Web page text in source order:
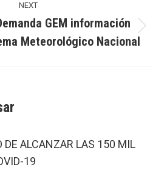
NEXT
post:
GEM información
Meteorológico Nacional
DE ALCANZAR LAS 150 MIL
19